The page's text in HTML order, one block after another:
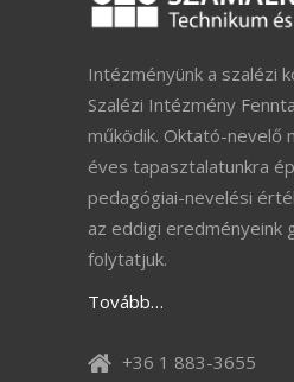
Intézményünk a szalézi
Szalézi Intézmény
működik. Oktató-nevelő
éves tapasztalatunkra
pedagógiai-nevelési
az eddigi eredményeink
folytatjuk.
Tovább…
+36 1 883-3655